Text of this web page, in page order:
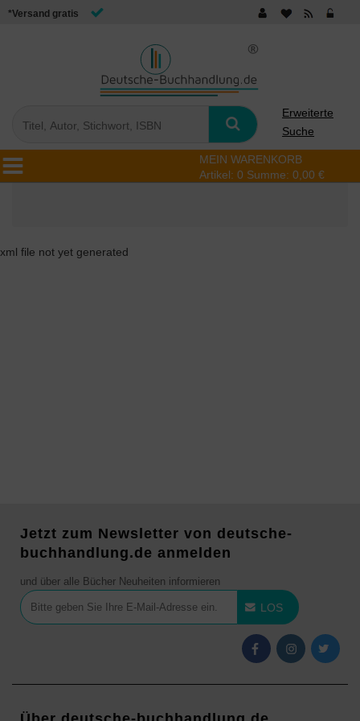
*Versand gratis
Erweiterte
Suche
MEIN WARENKORB
Artikel: 0 Summe: 0,00 €
xml file not yet generated
Jetzt zum Newsletter von deutsche-
buchhandlung.de anmelden
und über alle Bücher Neuheiten informieren
LOS